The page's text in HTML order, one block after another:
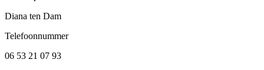
Diana ten Dam
Telefoonnummer
06 53 21 07 93